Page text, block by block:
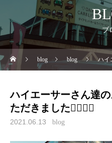
ブ
blog blog ハイエ
ハイエーサーさん達
ただきました🙇‍♂️🙇‍♂️
2021.06.13 blog